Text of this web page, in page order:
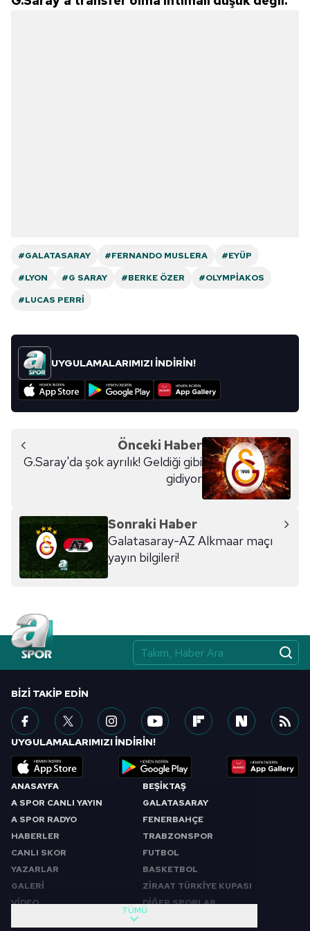
#GALATASARAY #FERNANDO MUSLERA
#EYÜP
#LYON
#G SARAY #BERKE ÖZER
#OLYMPIAKOS
#LUCAS PERRI
UYGULAMALARIMIZI İNDİRİN!
Önceki Haber
G.Saray'da şok ayrılık! Geldiği gibi
gidiyor
Sonraki Haber
Galatasaray-AZ Alkmaar maçı
yayın bilgileri!
ANASAYFA
A SPOR CANLI YAYIN
A SPOR RADYO
HABERLER
CANLI SKOR
YAZARLAR
GALERİ
VİDEO
BEŞİKTAŞ
GALATASARAY
FENERBAHÇE
TRABZONSPOR
FUTBOL
BASKETBOL
ZİRAAT TÜRKİYE KUPASI
DİĞER SPORLAR
TÜMÜ
BIZI TAKIP EDIN
UYGULAMALARIMIZI İNDİRİN!